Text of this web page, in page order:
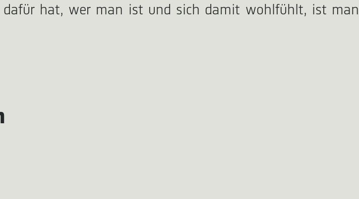
hat, wer man ist und sich damit wohlfühlt, ist man